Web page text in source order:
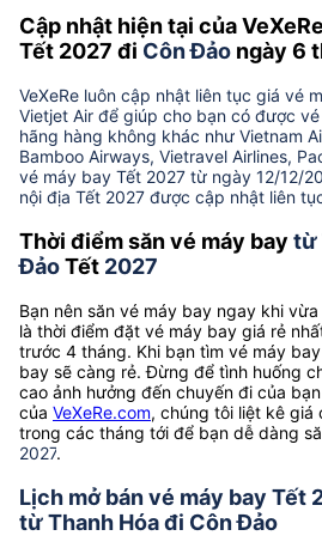
Cập nhật hiện tại của
Tết 2027 đi Côn Đảo ngày 6
VeXeRe luôn cập nhật liên tục giá vé
Vietjet Air để giúp cho bạn có được
hãng hàng không khác như Vietnam
Bamboo Airways, Vietravel Airlines,
vé máy bay Tết 2027 từ ngày 12/12/
nội địa Tết 2027 được cập nhật liên
Thời điểm săn vé máy bay từ
ĐảoTết 2027
Bạn nên săn vé máy bay ngay khi
là thời điểm đặt vé máy bay giá rẻ
trước 4 tháng. Khi bạn tìm vé máy
bay sẽ càng rẻ. Đừng để tình huống
cao ảnh hưởng đến chuyến đi của
của VeXeRe.com, chúng tôi liệt kê
trong các tháng tới để bạn dễ dàng
2027.
Lịch mở bán vé máy bay Tết
từ Thanh Hóa đi Côn Đảo